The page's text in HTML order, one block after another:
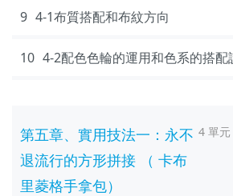
9 4-1布質搭配和布紋方向
10 4-2配色色輪的運用和色系的搭配
第五章、實用技法一：永不
退流行的方形拼接 （ 卡布
里菱格手拿包）
4 單